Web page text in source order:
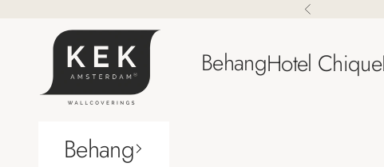
Vorige
KEK Amsterdam
BehangHotel Chique
Behang